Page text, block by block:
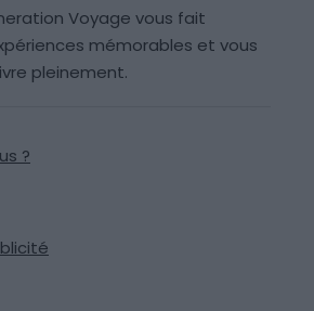
Voyage vous fait
mémorables et vous
pleinement.
?